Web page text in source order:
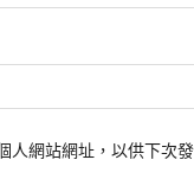
網站網址，以供下次